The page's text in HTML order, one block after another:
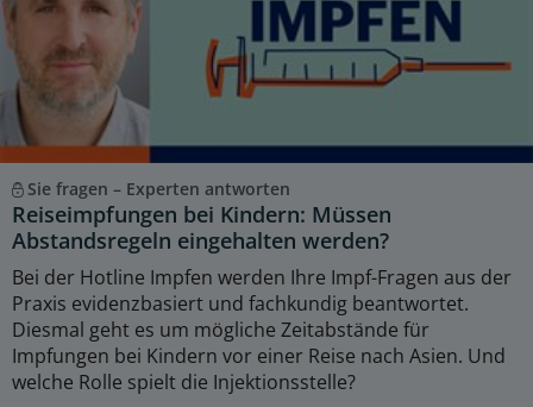
Sie fragen – Experten antworten
Reiseimpfungen bei Kindern: Müssen
Abstandsregeln eingehalten werden?
Bei der Hotline Impfen werden Ihre Impf-Fragen aus der
Praxis evidenzbasiert und fachkundig beantwortet.
Diesmal geht es um mögliche Zeitabstände für
Impfungen bei Kindern vor einer Reise nach Asien. Und
welche Rolle spielt die Injektionsstelle?